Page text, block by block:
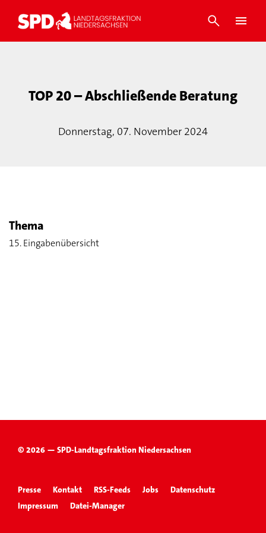
TOP 20 – Abschließende Beratung
Donnerstag, 07. November 2024
Thema
15. Eingabenübersicht
© 2026 — SPD-Landtagsfraktion Niedersachsen
Presse Kontakt RSS-Feeds Jobs
Datenschutz
Impressum
Datei-Manager